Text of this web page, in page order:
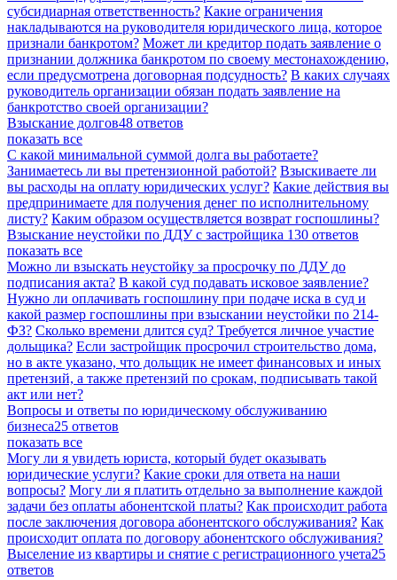
субсидиарная ответственность? Какие ограничения
накладываются на руководителя юридического лица, которое
признали банкротом? Может ли кредитор подать заявление о
признании должника банкротом по своему местонахождению,
если предусмотрена договорная подсудность? В каких случаях
руководитель организации обязан подать заявление на
банкротство своей организации?
Взыскание долгов48 ответов
показать все
С какой минимальной суммой долга вы работаете?
Занимаетесь ли вы претензионной работой? Взыскиваете ли
вы расходы на оплату юридических услуг? Какие действия вы
предпринимаете для получения денег по исполнительному
листу? Каким образом осуществляется возврат госпошлины?
Взыскание неустойки по ДДУ с застройщика 130 ответов
показать все
Можно ли взыскать неустойку за просрочку по ДДУ до
подписания акта? В какой суд подавать исковое заявление?
Нужно ли оплачивать госпошлину при подаче иска в суд и
какой размер госпошлины при взыскании неустойки по 214-
ФЗ? Сколько времени длится суд? Требуется личное участие
дольщика? Если застройщик просрочил строительство дома,
но в акте указано, что дольщик не имеет финансовых и иных
претензий, а также претензий по срокам, подписывать такой
акт или нет?
Вопросы и ответы по юридическому обслуживанию
бизнеса25 ответов
показать все
Могу ли я увидеть юриста, который будет оказывать
юридические услуги? Какие сроки для ответа на наши
вопросы? Могу ли я платить отдельно за выполнение каждой
задачи без оплаты абонентской платы? Как происходит работа
после заключения договора абонентского обслуживания? Как
происходит оплата по договору абонентского обслуживания?
Выселение из квартиры и снятие с регистрационного учета25
ответов